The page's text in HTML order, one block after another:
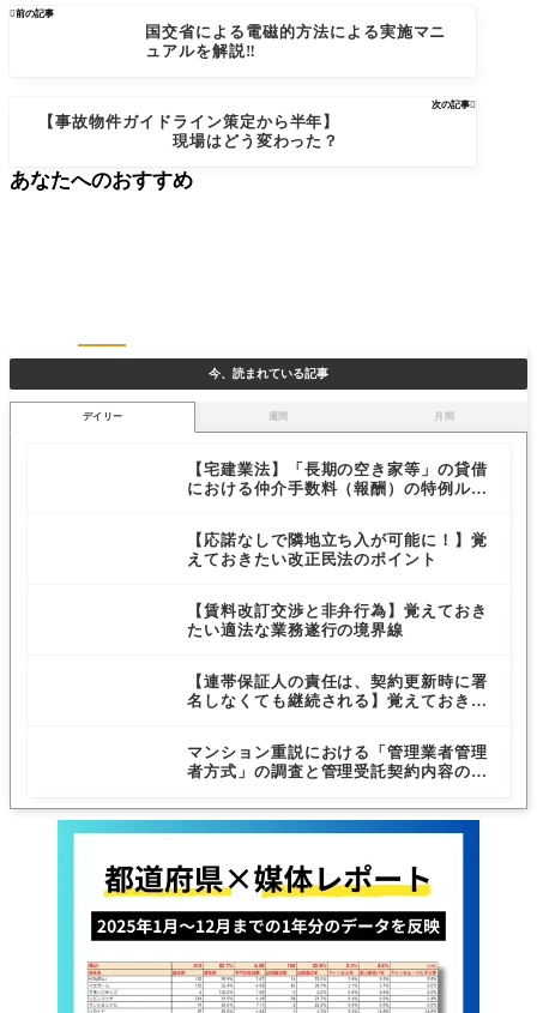
前の記事
国交省による電磁的方法による実施マニ
ュアルを解説‼
次の記事
【事故物件ガイドライン策定から半年】
現場はどう変わった？
今、読まれている記事
デイリー 週間 月間
【宅建業法】「長期の空き家等」の貸借
における仲介手数料（報酬）の特例ルー
【応諾なしで隣地立ち入が可能に！】覚
えておきたい改正民法のポイント
【賃料改訂交渉と非弁行為】覚えておき
たい適法な業務遂行の境界線
【連帯保証人の責任は、契約更新時に署
名しなくても継続される】覚えておきた
マンション重説における「管理業者管理
者方式」の調査と管理受託契約内容の説
あなたへのおすすめ